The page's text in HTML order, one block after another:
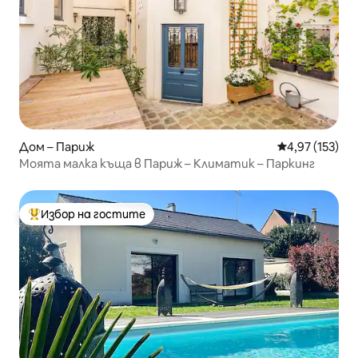
Дом – Париж Средна
4,97 (153)
Моята малка къща в Париж – Климатик – Паркинг
Най-популярен избор на гостите
Избор на гостите